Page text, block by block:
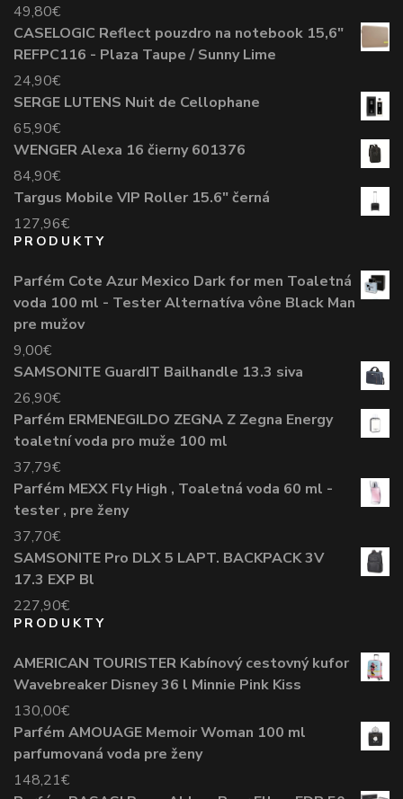
49,80€
CASELOGIC Reflect pouzdro na notebook 15,6"
REFPC116 - Plaza Taupe / Sunny Lime
24,90€
SERGE LUTENS Nuit de Cellophane
65,90€
WENGER Alexa 16 čierny 601376
84,90€
Targus Mobile VIP Roller 15.6" černá
127,96€
PRODUKTY
Parfém Cote Azur Mexico Dark for men Toaletná
voda 100 ml - Tester Alternatíva vône Black Man
pre mužov
9,00€
SAMSONITE GuardIT Bailhandle 13.3 siva
26,90€
Parfém ERMENEGILDO ZEGNA Z Zegna Energy
toaletní voda pro muže 100 ml
37,79€
Parfém MEXX Fly High , Toaletná voda 60 ml -
tester , pre ženy
37,70€
SAMSONITE Pro DLX 5 LAPT. BACKPACK 3V
17.3 EXP Bl
227,90€
PRODUKTY
AMERICAN TOURISTER Kabínový cestovný kufor
Wavebreaker Disney 36 l Minnie Pink Kiss
130,00€
Parfém AMOUAGE Memoir Woman 100 ml
parfumovaná voda pre ženy
148,21€